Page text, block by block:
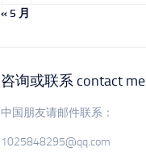
« 5 月
咨询或联系 contact me
中国朋友请邮件联系：
1025848295@qq.com